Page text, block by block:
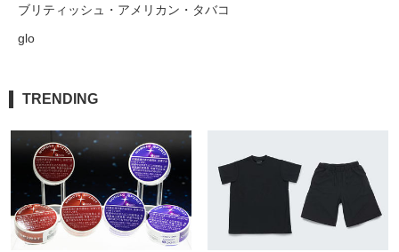
ブリティッシュ・アメリカン・タバコ
glo
TRENDING